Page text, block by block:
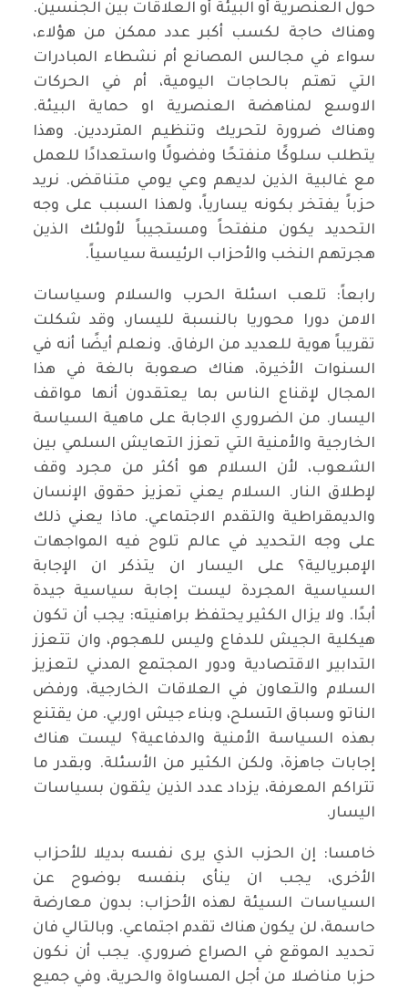
حول العنصرية أو البيئة أو العلاقات بين الجنسين.
وهناك حاجة لكسب أكبر عدد ممكن من هؤلاء،
سواء في مجالس المصانع أم نشطاء المبادرات
التي تهتم بالحاجات اليومية، أم في الحركات
الاوسع لمناهضة العنصرية او حماية البيئة.
وهناك ضرورة لتحريك وتنظيم المترددين. وهذا
يتطلب سلوكًا منفتحًا وفضولًا واستعدادًا للعمل
مع غالبية الذين لديهم وعي يومي متناقض. نريد
حزباً يفتخر بكونه يسارياً، ولهذا السبب على وجه
التحديد يكون منفتحاً ومستجيباً لأولئك الذين
هجرتهم النخب والأحزاب الرئيسة سياسياً.
رابعاً: تلعب اسئلة الحرب والسلام وسياسات
الامن دورا محوريا بالنسبة لليسار، وقد شكلت
تقريباً هوية للعديد من الرفاق. ونعلم أيضًا أنه في
السنوات الأخيرة، هناك صعوبة بالغة في هذا
المجال لإقناع الناس بما يعتقدون أنها مواقف
اليسار. من الضروري الاجابة على ماهية السياسة
الخارجية والأمنية التي تعزز التعايش السلمي بين
الشعوب، لأن السلام هو أكثر من مجرد وقف
لإطلاق النار. السلام يعني تعزيز حقوق الإنسان
والديمقراطية والتقدم الاجتماعي. ماذا يعني ذلك
على وجه التحديد في عالم تلوح فيه المواجهات
الإمبريالية؟ على اليسار ان يتذكر ان الإجابة
السياسية المجردة ليست إجابة سياسية جيدة
أبدًا. ولا يزال الكثير يحتفظ براهنيته: يجب أن تكون
هيكلية الجيش للدفاع وليس للهجوم، وان تتعزز
التدابير الاقتصادية ودور المجتمع المدني لتعزيز
السلام والتعاون في العلاقات الخارجية، ورفض
الناتو وسباق التسلح، وبناء جيش اوربي. من يقتنع
بهذه السياسة الأمنية والدفاعية؟ ليست هناك
إجابات جاهزة، ولكن الكثير من الأسئلة. وبقدر ما
تتراكم المعرفة، يزداد عدد الذين يثقون بسياسات
اليسار.
خامسا: إن الحزب الذي يرى نفسه بديلا للأحزاب
الأخرى، يجب ان ينأى بنفسه بوضوح عن
السياسات السيئة لهذه الأحزاب: بدون معارضة
حاسمة، لن يكون هناك تقدم اجتماعي. وبالتالي فان
تحديد الموقع في الصراع ضروري. يجب أن نكون
حزبا مناضلا من أجل المساواة والحرية، وفي جميع